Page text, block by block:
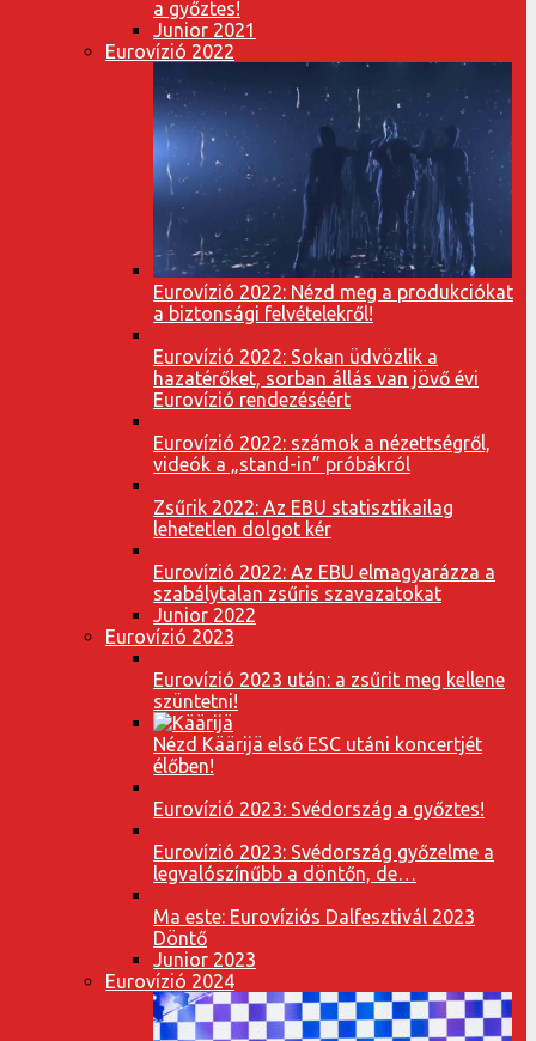
a győztes!
Junior 2021
Eurovízió 2022
Eurovízió 2022: Nézd meg a produkciókat
a biztonsági felvételekről!
Eurovízió 2022: Sokan üdvözlik a
hazatérőket, sorban állás van jövő évi
Eurovízió rendezéséért
Eurovízió 2022: számok a nézettségről,
videók a „stand-in” próbákról
Zsűrik 2022: Az EBU statisztikailag
lehetetlen dolgot kér
Eurovízió 2022: Az EBU elmagyarázza a
szabálytalan zsűris szavazatokat
Junior 2022
Eurovízió 2023
Eurovízió 2023 után: a zsűrit meg kellene
szüntetni!
Nézd Käärijä első ESC utáni koncertjét
élőben!
Eurovízió 2023: Svédország a győztes!
Eurovízió 2023: Svédország győzelme a
legvalószínűbb a döntőn, de…
Ma este: Eurovíziós Dalfesztivál 2023
Döntő
Junior 2023
Eurovízió 2024